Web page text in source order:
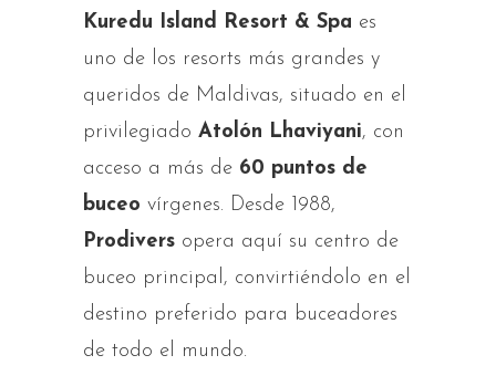
Kuredu Island Resort & Spa es
uno de los resorts más grandes y
queridos de Maldivas, situado en el
privilegiado Atolón Lhaviyani, con
acceso a más de 60 puntos de
buceo vírgenes. Desde 1988,
Prodivers opera aquí su centro de
buceo principal, convirtiéndolo en el
destino preferido para buceadores
de todo el mundo.